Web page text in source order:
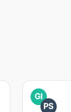
GI
PS